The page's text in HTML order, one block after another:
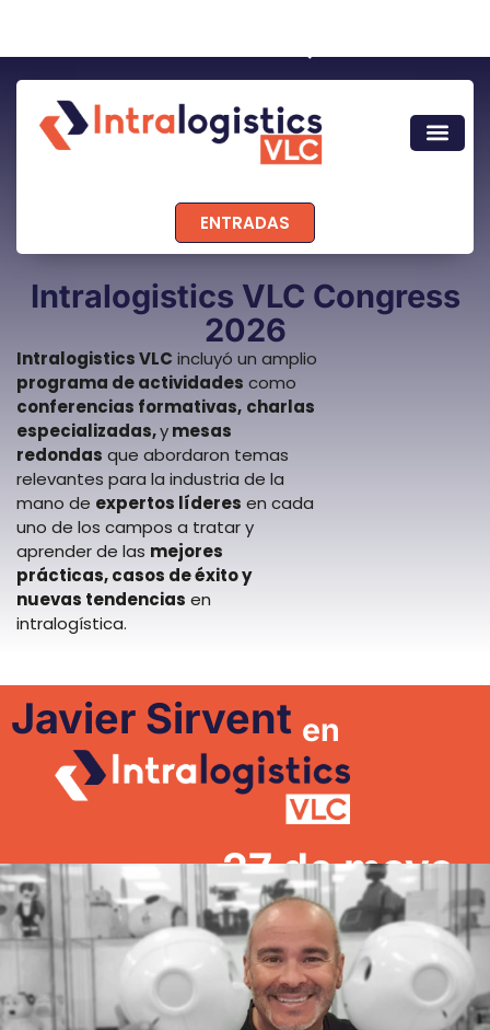
ENTRADAS
Intralogistics VLC Congress
2026
Intralogistics VLC incluyó un amplio
programa de actividades como
conferencias formativas, charlas
especializadas,ymesas
redondas que abordaron temas
relevantes para la industria de la
mano de expertos líderes en cada
uno de los campos a tratar y
aprender de las mejores
prácticas, casos de éxito y
nuevas tendencias en
intralogística.
Javier Sirvent en
27 de mayo
15:15 h